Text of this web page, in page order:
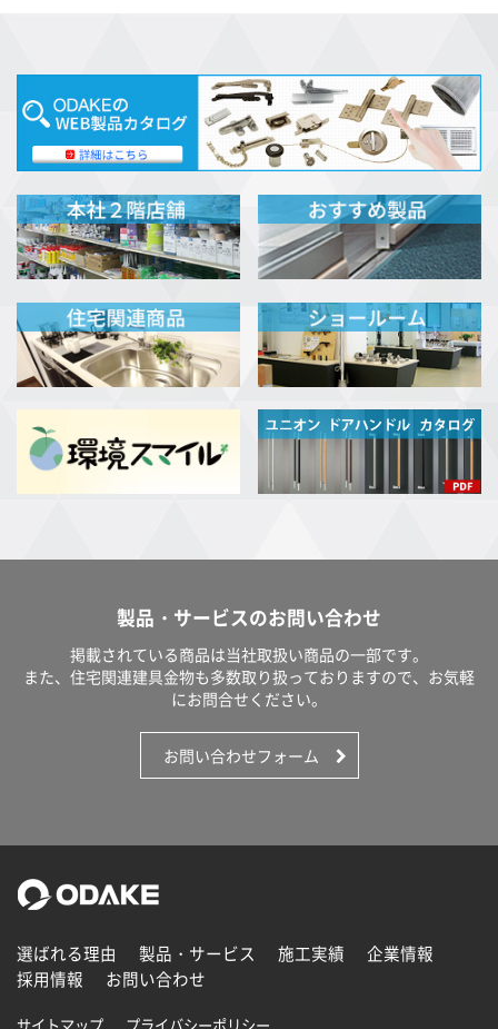
製品・サービスのお問い合わせ
掲載されている商品は当社取扱い商品の一部です。
また、住宅関連建具金物も多数取り扱っておりますので、お気軽
にお問合せください。
お問い合わせフォーム
選ばれる理由 製品・サービス 施工実績
企業情報
採用情報
お問い合わせ